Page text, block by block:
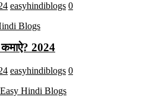
easyhindiblogs 0
2024
easyhindiblogs 0